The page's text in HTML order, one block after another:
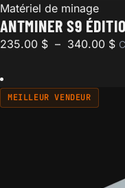
Matériel de minage
ANTMINER S9
235.00 $ – 340.00 $
MEILLEUR VENDEUR